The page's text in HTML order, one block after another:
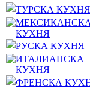
ТУРСКА КУХНЯ
МЕКСИКАНСКА
КУХНЯ
РУСКА КУХНЯ
ИТАЛИАНСКА
КУХНЯ
ФРЕНСКА